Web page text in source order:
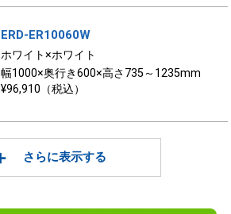
ERD-ER10060W
ホワイト×ホワイト
幅1000×奥行き600×高さ735～1235mm
¥96,910（税込）
さらに表示する